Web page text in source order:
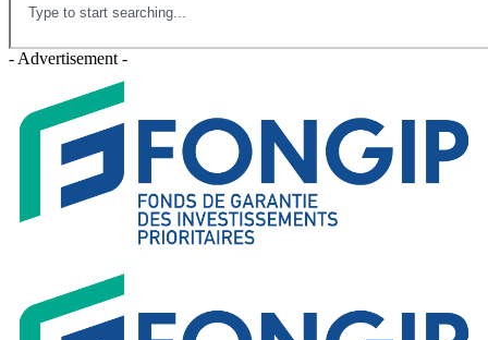
- Advertisement -